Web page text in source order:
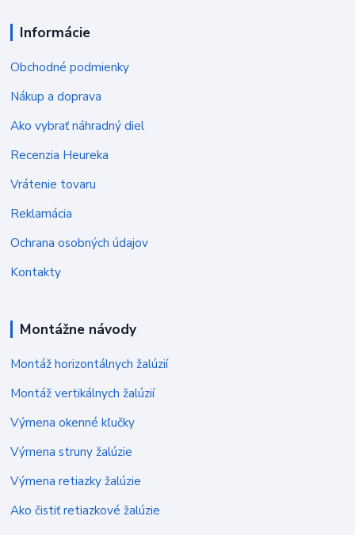
Informácie
Obchodné podmienky
Nákup a doprava
Ako vybrať náhradný diel
Recenzia Heureka
Vrátenie tovaru
Reklamácia
Ochrana osobných údajov
Kontakty
Montážne návody
Montáž horizontálnych žalúzií
Montáž vertikálnych žalúzií
Výmena okenné kľučky
Výmena struny žalúzie
Výmena retiazky žalúzie
Ako čistiť retiazkové žalúzie